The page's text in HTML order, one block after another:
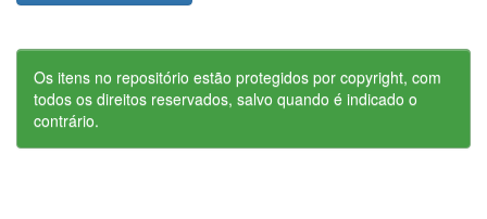
Os itens no repositório estão protegidos por copyright, com
todos os direitos reservados, salvo quando é indicado o
contrário.